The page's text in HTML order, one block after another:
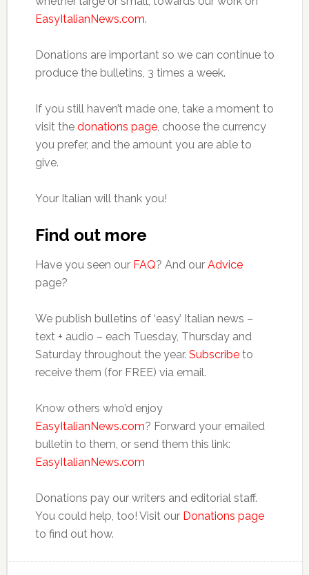
EasyItalianNews.com.
Donations are important so we can continue to
produce the bulletins, 3 times a week.
If you still haven’t made one, take a moment to
visit the donations page, choose the currency
you prefer, and the amount you are able to
give.
Your Italian will thank you!
Find out more
Have you seen our FAQ? And our Advice
page?
We publish bulletins of ‘easy’ Italian news –
text + audio – each Tuesday, Thursday and
Saturday throughout the year. Subscribeto
receive them (for FREE) via email.
Know others who’d enjoy
EasyItalianNews.com? Forward your emailed
bulletin to them, or send them this link:
EasyItalianNews.com
Donations pay our writers and editorial staff.
You could help, too! Visit our Donations page
to find out how.